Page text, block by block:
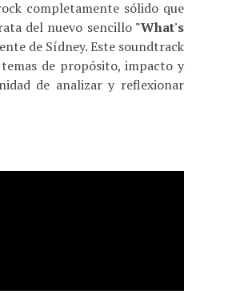
completamente sólido que
del nuevo sencillo"What's
de Sídney. Este soundtrack
de propósito, impacto y
de analizar y reflexionar